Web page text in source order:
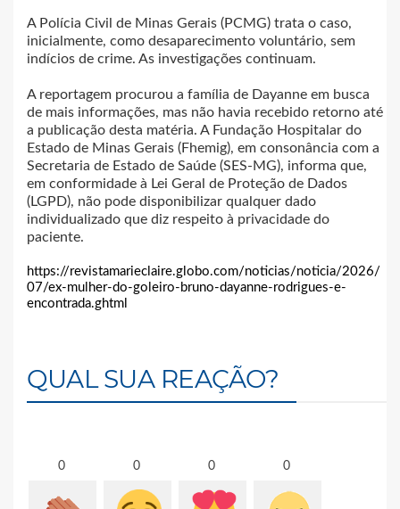
A Polícia Civil de Minas Gerais (PCMG) trata o caso,
inicialmente, como desaparecimento voluntário, sem
indícios de crime. As investigações continuam.
A reportagem procurou a família de Dayanne em busca
de mais informações, mas não havia recebido retorno até
a publicação desta matéria. A Fundação Hospitalar do
Estado de Minas Gerais (Fhemig), em consonância com a
Secretaria de Estado de Saúde (SES-MG), informa que,
em conformidade à Lei Geral de Proteção de Dados
(LGPD), não pode disponibilizar qualquer dado
individualizado que diz respeito à privacidade do
paciente.
https://revistamarieclaire.globo.com/noticias/noticia/2026/
07/ex-mulher-do-goleiro-bruno-dayanne-rodrigues-e-
encontrada.ghtml
QUAL SUA REAÇÃO?
0 0 0 0